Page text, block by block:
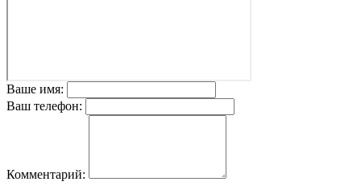
Ваше имя:
Ваш телефон:
Комментарий: